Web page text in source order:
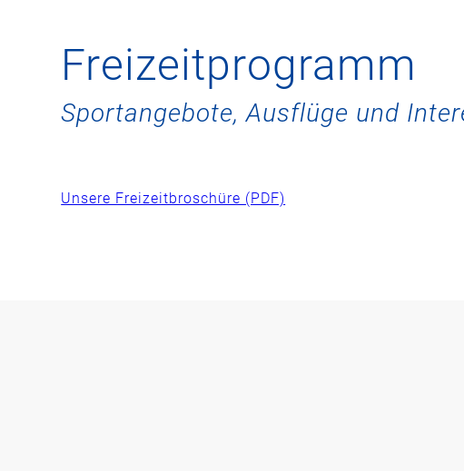
Freizeitprogramm
Sportangebote, Ausflüge und
Unsere Freizeitbroschüre (PDF)